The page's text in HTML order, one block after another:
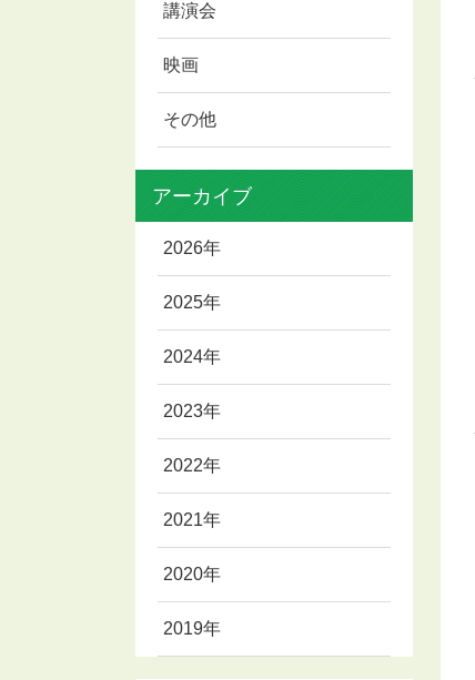
講演会
映画
その他
アーカイブ
2026年
2025年
2024年
2023年
2022年
2021年
2020年
2019年